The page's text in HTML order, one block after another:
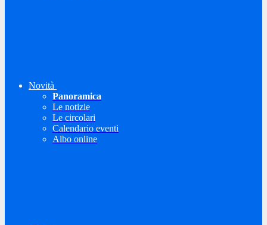
Novità
Panoramica
Le notizie
Le circolari
Calendario eventi
Albo online